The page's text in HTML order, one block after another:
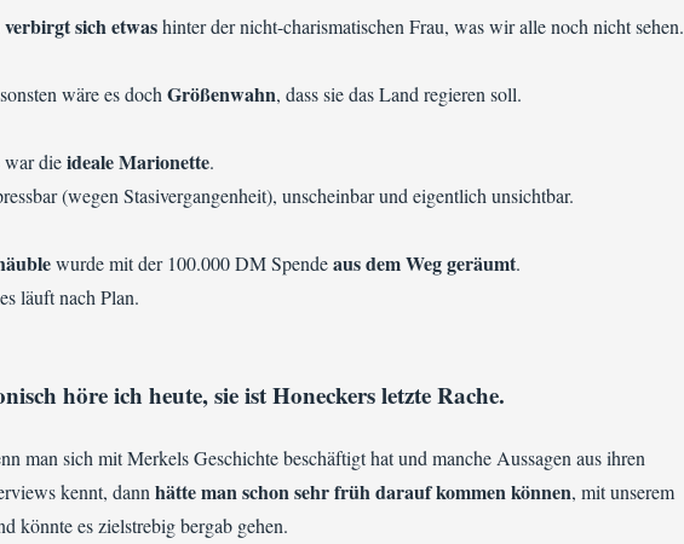
sich etwashinter der nicht-charismatischen Frau, was wir alle noch nicht sehen.
wäre es doch Größenwahn, dass sie das Land regieren soll.
war dieideale Marionette.
(wegen Stasivergangenheit), unscheinbar und eigentlich unsichtbar.
wurde mit der 100.000 DM Spendeaus dem Weg geräumt.
läuft nach Plan.
höre ich heute, sie ist Honeckers letzte Rache.
man sich mit Merkels Geschichte beschäftigt hat und manche Aussagen aus ihren
kennt, dann hätte man schon sehr früh darauf kommen können, mit unserem
könnte es zielstrebig bergab gehen.